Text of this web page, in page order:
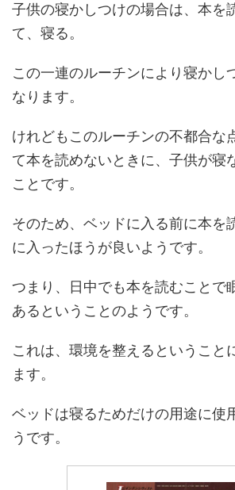
子供の寝かしつけの場合は、本を
て、寝る。
この一連のルーチンにより寝かし
なります。
けれどもこのルーチンの不都合な
て本を読めないときに、子供が寝
ことです。
そのため、ベッドに入る前に本を
に入ったほうが良いようです。
つまり、日中でも本を読むことで
あるということのようです。
これは、環境を整えるということ
ます。
ベッドは寝るためだけの用途に使
うです。